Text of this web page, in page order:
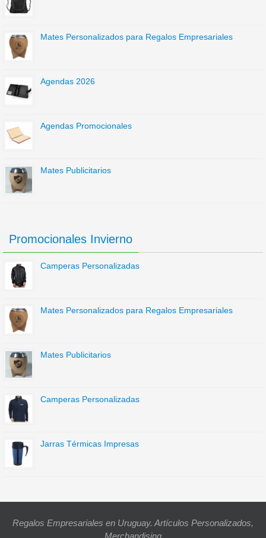
Mates Personalizados para Regalos Empresariales
Agendas 2026
Agendas Promocionales
Mates Publicitarios
Promocionales Invierno
Camperas Personalizadas
Mates Personalizados para Regalos Empresariales
Mates Publicitarios
Camperas Personalizadas
Jarras Térmicas Impresas
Regalos Empresariales en Uruguay. Artículos Personalizados,
Merchandising